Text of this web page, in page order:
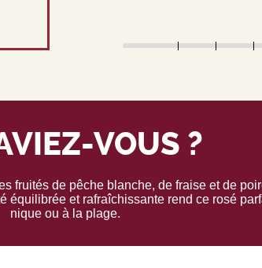
VOUS ?
fruités de pêche blanche, de fraise et de
équilibrée et rafraîchissante rend ce rosé
nique ou à la plage.